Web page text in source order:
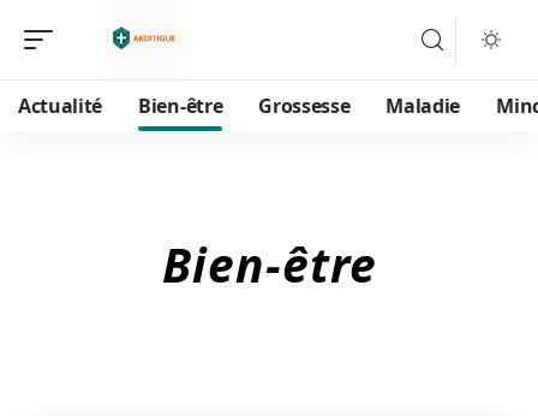
Actualité Bien-être Grossesse Maladie
Bien-être